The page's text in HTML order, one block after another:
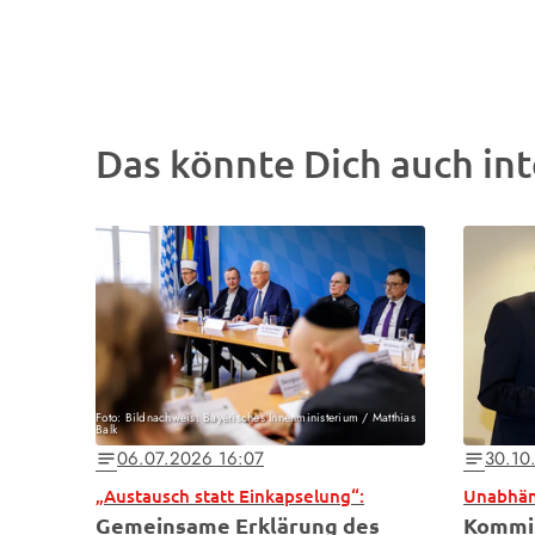
Das könnte Dich auch
Foto: Bildnachweis: Bayerisches Innenministerium / Matthias
Balk
notes06.07.2026 16:07
„Austausch statt Einkapselung“:
Gemeinsame Erklärung des
notes